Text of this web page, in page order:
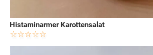
Histaminarmer Karottensalat